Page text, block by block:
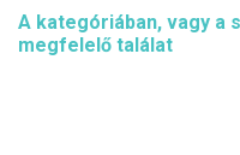
A kategóriában, vagy a
megfelelő találat